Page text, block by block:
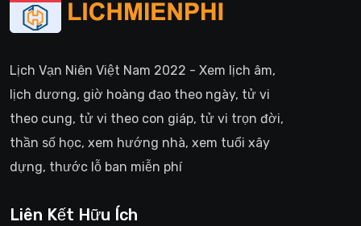
Lịch Vạn Niên Việt Nam 2022 - Xem lịch âm,
lịch dương, giờ hoàng đạo theo ngày, tử vi
theo cung, tử vi theo con giáp, tử vi trọn đời,
thần số học, xem hướng nhà, xem tuổi xây
dựng, thước lỗ ban miễn phí
Liên Kết Hữu Ích